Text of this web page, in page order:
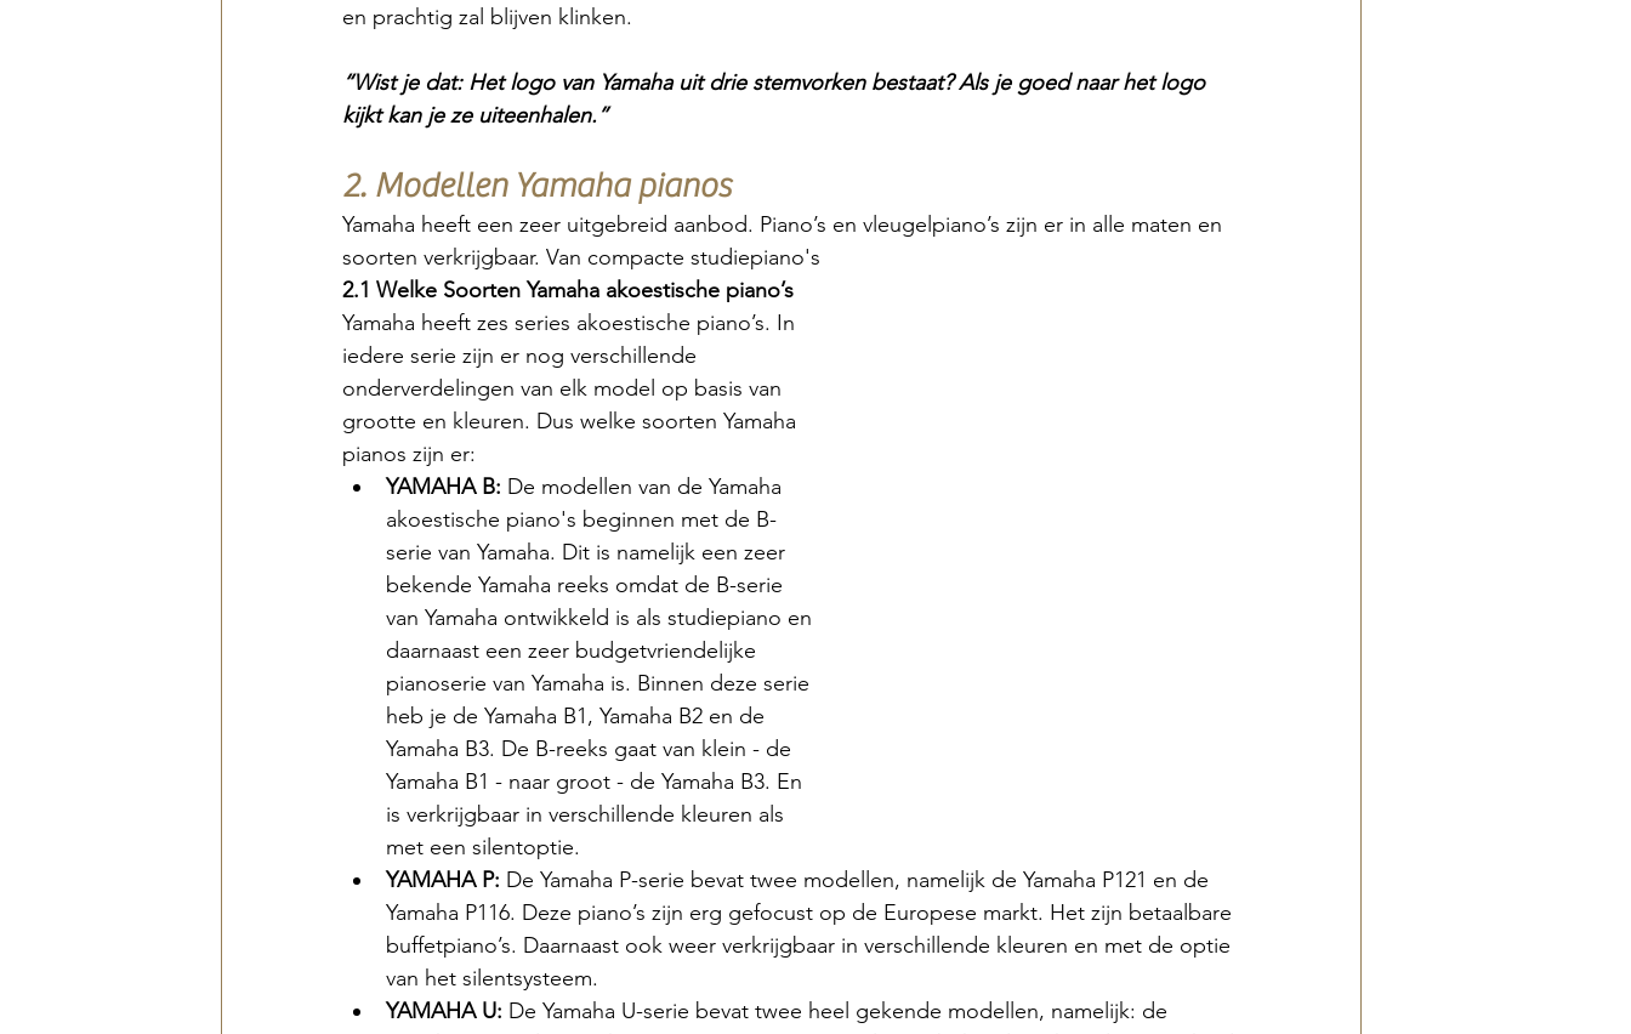
en prachtig zal blijven klinken.
“Wist je dat: Het logo van Yamaha uit drie stemvorken bestaat? Als je goed naar het logo
kijkt kan je ze uiteenhalen.”
2. Modellen Yamaha pianos
Yamaha heeft een zeer uitgebreid aanbod. Piano’s en vleugelpiano’s zijn er in alle maten en
soorten verkrijgbaar. Van compacte studiepiano's
2.1 Welke Soorten Yamaha akoestische piano’s
Yamaha heeft zes series akoestische piano’s. In
iedere serie zijn er nog verschillende
onderverdelingen van elk model op basis van
grootte en kleuren. Dus welke soorten Yamaha
pianos zijn er:
YAMAHA B: De modellen van de Yamaha
akoestische piano's beginnen met de B-
serie van Yamaha. Dit is namelijk een zeer
bekende Yamaha reeks omdat de B-serie
van Yamaha ontwikkeld is als studiepiano en
daarnaast een zeer budgetvriendelijke
pianoserie van Yamaha is. Binnen deze serie
heb je de Yamaha B1, Yamaha B2 en de
Yamaha B3. De B-reeks gaat van klein - de
Yamaha B1 - naar groot - de Yamaha B3. En
is verkrijgbaar in verschillende kleuren als
met een silentoptie.
YAMAHA P: De Yamaha P-serie bevat twee modellen, namelijk de Yamaha P121 en de
Yamaha P116. Deze piano’s zijn erg gefocust op de Europese markt. Het zijn betaalbare
buffetpiano’s. Daarnaast ook weer verkrijgbaar in verschillende kleuren en met de optie
van het silentsysteem.
YAMAHA U: De Yamaha U-serie bevat twee heel gekende modellen, namelijk: de